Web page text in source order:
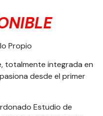
Propio
totalmente integrada en
desde el primer
Estudio de